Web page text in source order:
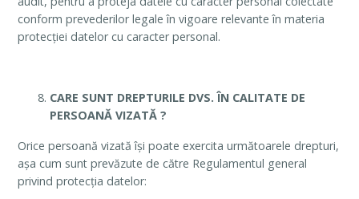
conform prevederilor legale în vigoare relevante în materia
protecției datelor cu caracter personal.
CARE SUNT DREPTURILE DVS. ÎN CALITATE DE
PERSOANĂ VIZATĂ ?
Orice persoană vizată își poate exercita următoarele drepturi,
așa cum sunt prevăzute de către Regulamentul general
privind protecția datelor: